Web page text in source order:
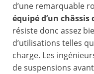
d’une remarquable
équipé d’un
résiste donc assez
d’utilisations telles
charge. Les
de suspensions